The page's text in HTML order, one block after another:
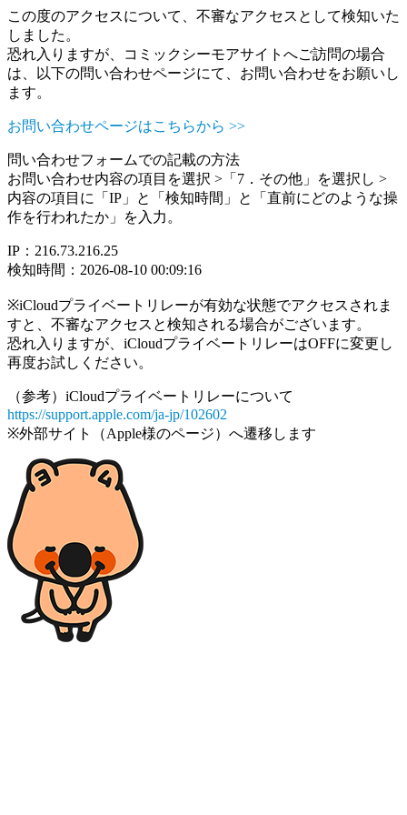
この度のアクセスについて、不審なアクセスとして検知いた
しました。
恐れ入りますが、コミックシーモアサイトへご訪問の場合
は、以下の問い合わせページにて、お問い合わせをお願いし
ます。
お問い合わせページはこちらから >>
問い合わせフォームでの記載の方法
お問い合わせ内容の項目を選択 >「7．その他」を選択し >
内容の項目に「IP」と「検知時間」と「直前にどのような操
作を行われたか」を入力。
IP：216.73.216.25
検知時間：2026-08-10 00:09:16
※iCloudプライベートリレーが有効な状態でアクセスされま
すと、不審なアクセスと検知される場合がございます。
恐れ入りますが、iCloudプライベートリレーはOFFに変更し
再度お試しください。
（参考）iCloudプライベートリレーについて
https://support.apple.com/ja-jp/102602
※外部サイト（Apple様のページ）へ遷移します